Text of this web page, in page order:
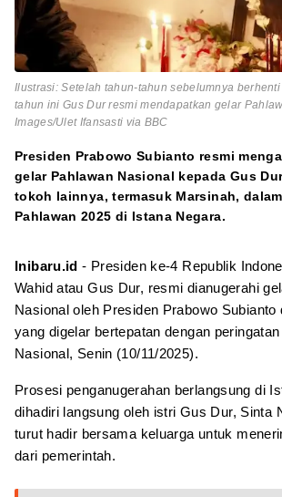
Ilustrasi: Setelah tahun-tahun sebelumnya
tahun ini Gus Dur resmi mendapatkan gelar
Images/Ulet Ifansasti via BBC
Presiden Prabowo Subianto resmi
gelar Pahlawan Nasional kepada Gus
tokoh lainnya, termasuk Marsinah,
Pahlawan 2025 di Istana Negara.
Inibaru.id- Presiden ke-4 Republik
Wahid atau Gus Dur, resmi dianugerahi
Nasional oleh Presiden Prabowo Subianto
yang digelar bertepatan dengan
Nasional, Senin (10/11/2025).
Prosesi penganugerahan berlangsung di
dihadiri langsung oleh istri Gus Dur, Sinta
turut hadir bersama keluarga untuk
dari pemerintah.